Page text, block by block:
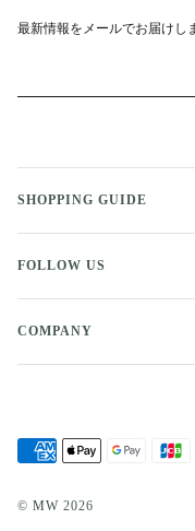
最新情報をメールでお届けし
SHOPPING GUIDE
FOLLOW US
COMPANY
© MW 2026